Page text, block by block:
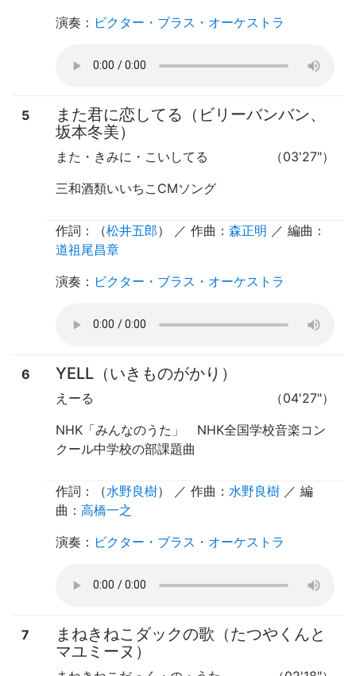
演奏 ： ビクター・ブラス・オーケストラ
5
また君に恋してる（ビリーバンバン、
坂本冬美）
（03'27"）
また・きみに・こいしてる
三和酒類いいちこCMソング
作詞：（松井五郎） ／ 作曲： 森正明 ／ 編曲：
道祖尾昌章
演奏 ： ビクター・ブラス・オーケストラ
6 YELL（いきものがかり）
（04'27"）
えーる
NHK「みんなのうた」 NHK全国学校音楽コン
クール中学校の部課題曲
作詞：（水野良樹） ／ 作曲： 水野良樹 ／ 編
曲： 高橋一之
演奏 ： ビクター・ブラス・オーケストラ
7
まねきねこダックの歌（たつやくんと
マユミーヌ）